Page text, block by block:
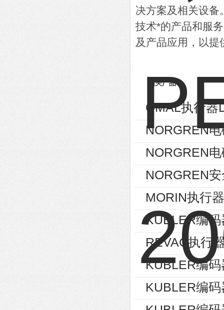
决方案及相关设备
技术*的产品和服
及产品应用，以提
相关产品
OMAL执行器
NORGREN
NORGREN
NORGREN
MORIN执行
KUBLER编
REVAC执行
KUBLER编
KUBLER编